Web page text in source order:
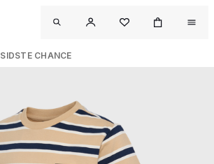
SIDSTE CHANCE